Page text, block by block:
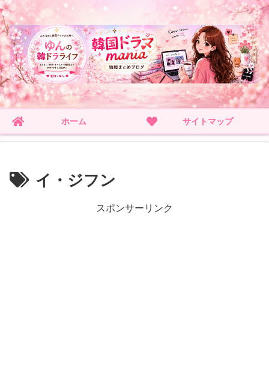
ホーム サイトマップ
イ・ジフン
スポンサーリンク